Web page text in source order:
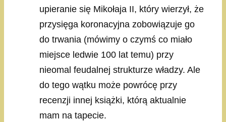
upieranie się Mikołaja II, który wierzył, że
przysięga koronacyjna zobowiązuje go
do trwania (mówimy o czymś co miało
miejsce ledwie 100 lat temu) przy
nieomal feudalnej strukturze władzy. Ale
do tego wątku może powrócę przy
recenzji innej książki, którą aktualnie
mam na tapecie.